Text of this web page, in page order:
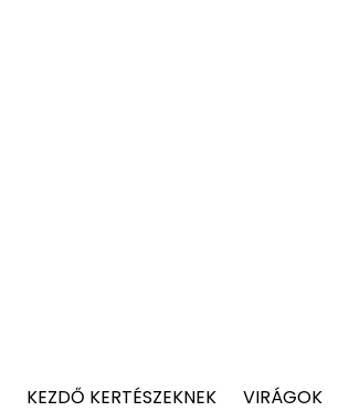
KEZDŐ KERTÉSZEKNEK
VIRÁGOK